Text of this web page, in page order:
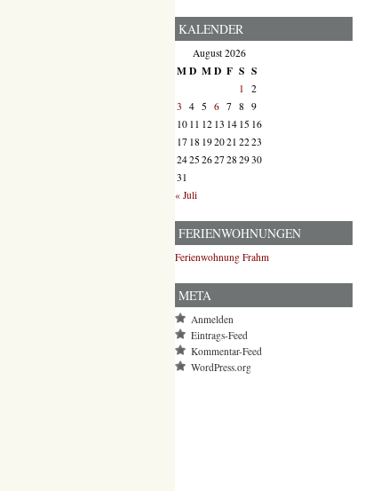
KALENDER
August 2026
MD MD F S S
1 2
3 4 5 6 7 8 9
10 11 12 13 14 15 16
17 18 192021 2223
2425 2627 28 2930
31
« Juli
FERIENWOHNUNGEN
Ferienwohnung Frahm
META
Anmelden
Eintrags-Feed
Kommentar-Feed
WordPress.org